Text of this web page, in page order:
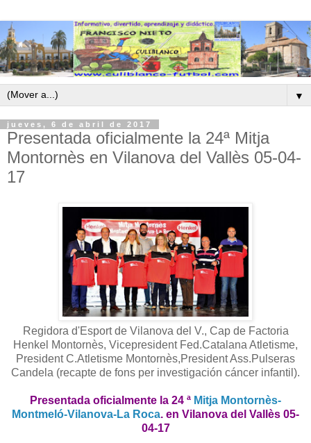
▼
jueves, 6 de abril de 2017
Presentada oficialmente la 24ª Mitja
Montornès en Vilanova del Vallès 05-04-
17
Regidora d'Esport de Vilanova del V., Cap de Factoria
Henkel Montornès, Vicepresident Fed.Catalana Atletisme,
President C.Atletisme Montornès,President Ass.Pulseras
Candela (recapte de fons per investigación cáncer infantil).
Presentada oficialmente la 24 ª Mitja Montornès-
Montmeló-Vilanova-La Roca. en Vilanova del Vallès 05-
04-17